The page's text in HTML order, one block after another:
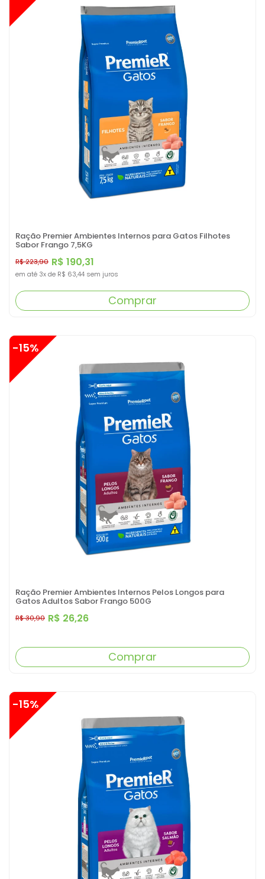
Ração Premier Ambientes Internos para Gatos Filhotes
Sabor Frango 7,5KG
R$ 190,31
R$ 223,90
em até 3x de R$ 63,44 sem juros
Comprar
Ração Premier Ambientes Internos Pelos Longos para
Gatos Adultos Sabor Frango 500G
R$ 26,26
R$ 30,90
-15%
Comprar
-15%